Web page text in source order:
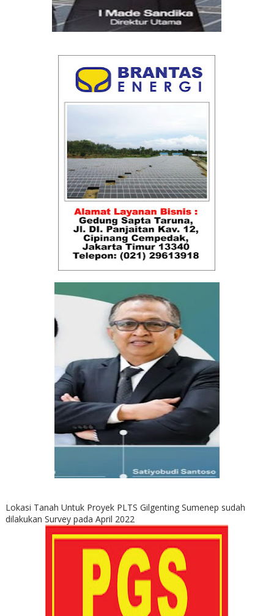
Lokasi Tanah Untuk Proyek PLTS Gilgenting Sumenep sudah
dilakukan Survey pada April 2022